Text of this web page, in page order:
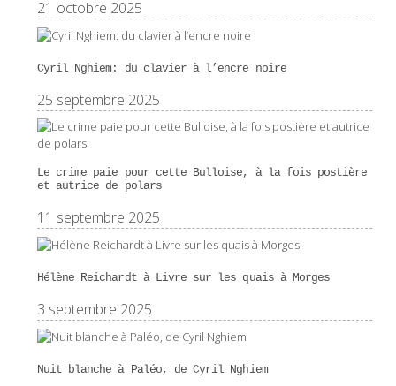
21 octobre 2025
Cyril Nghiem: du clavier à l’encre noire
25 septembre 2025
Le crime paie pour cette Bulloise, à la fois postière
et autrice de polars
11 septembre 2025
Hélène Reichardt à Livre sur les quais à Morges
3 septembre 2025
Nuit blanche à Paléo, de Cyril Nghiem